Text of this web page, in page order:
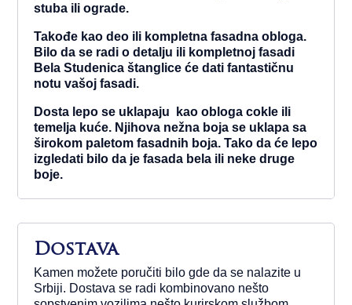
stuba ili ograde.
Takođe kao deo ili kompletna fasadna obloga.
Bilo da se radi o detalju ili kompletnoj fasadi
Bela Studenica štanglice će dati fantastičnu
notu vašoj fasadi.
Dosta lepo se uklapaju kao obloga cokle ili
temelja kuće. Njihova nežna boja se uklapa sa
širokom paletom fasadnih boja. Tako da će lepo
izgledati bilo da je fasada bela ili neke druge
boje.
Dostava
Kamen možete poručiti bilo gde da se nalazite u
Srbiji. Dostava se radi kombinovano nešto